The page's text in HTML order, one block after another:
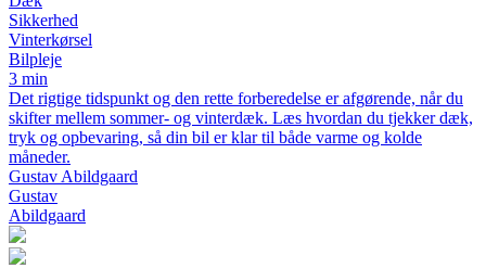
Sikkerhed
Vinterkørsel
Bilpleje
3 min
Det rigtige tidspunkt og den rette forberedelse er afgørende, når du
skifter mellem sommer- og vinterdæk. Læs hvordan du tjekker dæk,
tryk og opbevaring, så din bil er klar til både varme og kolde
måneder.
Gustav Abildgaard
Gustav
Abildgaard